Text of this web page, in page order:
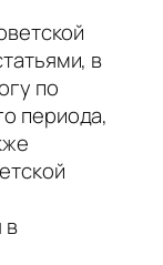
в
по
периода,
в